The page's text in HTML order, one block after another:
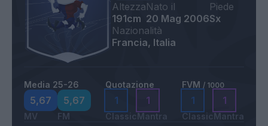
Altezza
191cm
Nato il
20 Mag 2006
Piede
Sx
Nazionalità
Francia, Italia
Media 25-26
5,67
MV
5,67
FM
Quotazione
1
Classic
1
Mantra
FVM / 1000
1
Classic
1
Mantra